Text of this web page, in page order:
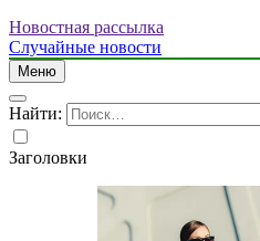
Новостная рассылка
Случайные новости
Меню
Найти:
Заголовки